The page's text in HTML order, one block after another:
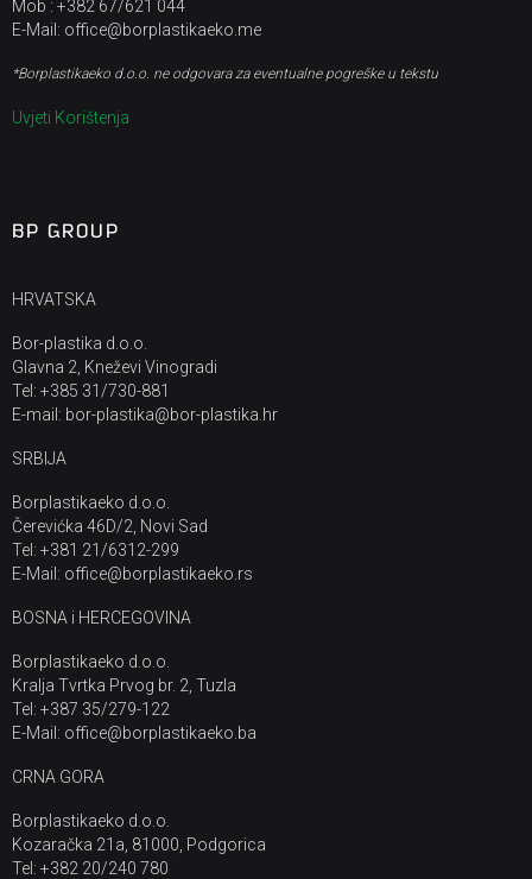
Mob : +382 67/621 044
E-Mail: office@borplastikaeko.me
*Borplastikaeko d.o.o. ne odgovara za eventualne pogreške u tekstu
Uvjeti Korištenja
BP GROUP
HRVATSKA
Bor-plastika d.o.o.
Glavna 2, Kneževi Vinogradi
Tel: +385 31/730-881
E-mail: bor-plastika@bor-plastika.hr
SRBIJA
Borplastikaeko d.o.o.
Čerevićka 46D/2, Novi Sad
Tel: +381 21/6312-299
E-Mail: office@borplastikaeko.rs
BOSNA i HERCEGOVINA
Borplastikaeko d.o.o.
Kralja Tvrtka Prvog br. 2, Tuzla
Tel: +387 35/279-122
E-Mail: office@borplastikaeko.ba
CRNA GORA
Borplastikaeko d.o.o.
Kozaračka 21a, 81000, Podgorica
Tel: +382 20/240 780